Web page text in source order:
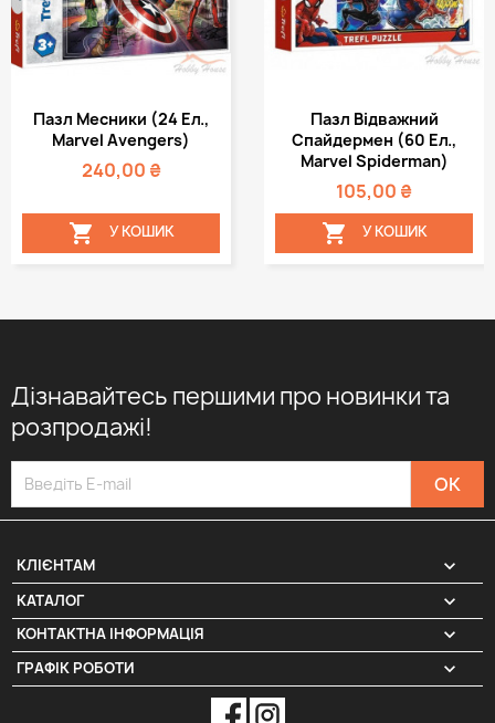
Пазл Месники (24 Ел.,
Marvel Avengers)
240,00 ₴
 У КОШИК
Пазл Відважний
Спайдермен (60 Ел.,
Marvel Spiderman)
105,00 ₴
 У КОШИК
Дізнавайтесь першими про новинки та
розпродажі!
КЛІЄНТАМ 
КАТАЛОГ 
КОНТАКТНА ІНФОРМАЦІЯ keyboard_arrow_down
ГРАФІК РОБОТИ keyboard_arrow_down